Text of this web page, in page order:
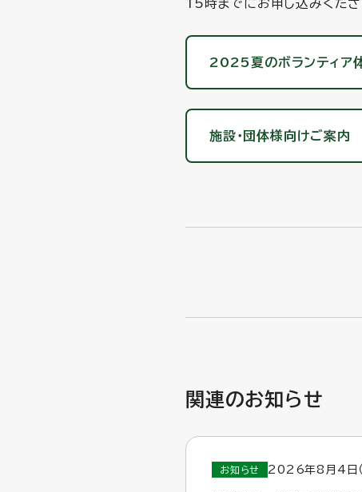
15時までにお申し込みくださ
2025夏のボランティア
施設・団体様向けご案内
関連のお知らせ
お知らせ 2026年8月4日（